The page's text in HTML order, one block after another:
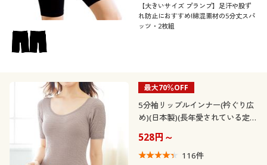
【大きいサイズ プランプ】足汗や股ず
れ防止におすすめ!綿混素材の5分丈スパ
ッツ・2枚組
最大70％OFF
5分袖リップルインナー(衿ぐり広
め)(日本製)(長年愛されている定
528円～
116件